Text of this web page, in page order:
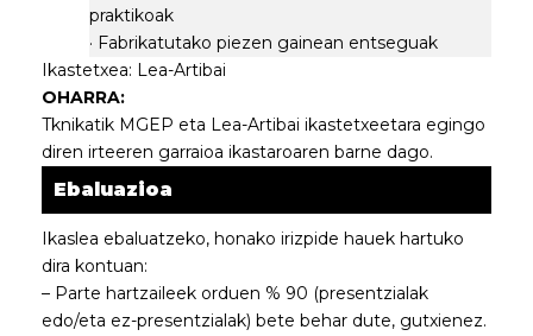
praktikoak
· Fabrikatutako piezen gainean entseguak
Ikastetxea: Lea-Artibai
OHARRA:
Tknikatik MGEP eta Lea-Artibai ikastetxeetara egingo
diren irteeren garraioa ikastaroaren barne dago.
Ebaluazioa
Ikaslea ebaluatzeko, honako irizpide hauek hartuko
dira kontuan:
– Parte hartzaileek orduen % 90 (presentzialak
edo/eta ez-presentzialak) bete behar dute, gutxienez.